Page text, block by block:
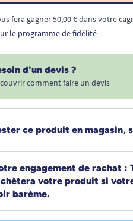
fera gagner 50,00 € dans votre
le programme de fidélité
d'un devis ?
comment faire un devis
ce produit en magasin,
engagement de rachat :
votre produit si
barème.